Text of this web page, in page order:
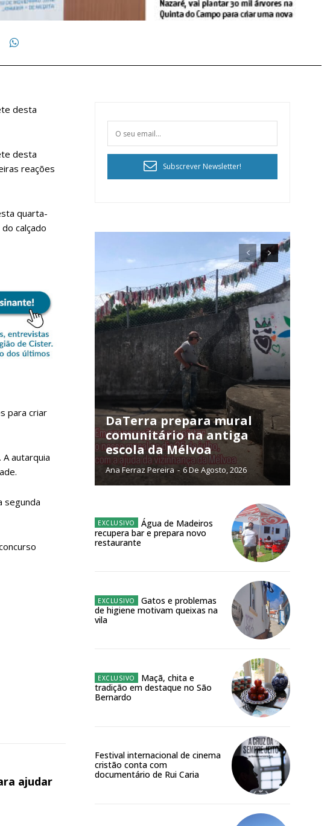
este serviço público!
versões digitais.
ASSINATURA
DIGITAL ANUAL
16
12 meses
ao conteúdo online
aos conteúdos Exclusivos para
desta
desta
reações
quarta-
calçado
para criar
autarquia
segunda
ajudar
Subscrever Newsletter!
DaTerra prepara mural
comunitário na antiga
escola da Mélvoa
Ana Ferraz Pereira - 6 De Agosto, 2026
Água de Madeiros
recupera bar e prepara novo
restaurante
Gatos e problemas
de higiene motivam queixas na
vila
Maçã, chita e
tradição em destaque no São
Bernardo
Festival internacional de cinema
cristão conta com
documentário de Rui Caria